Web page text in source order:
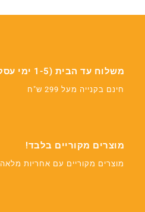
משלוח עד הבית (1-5 ימי עסקים)
חינם בקנייה מעל 299 ש"ח
מוצרים מקוריים בלבד!
מוצרים מקוריים עם אחריות מלאה